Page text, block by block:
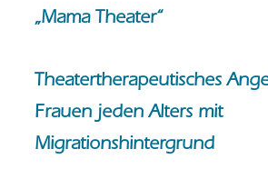
„Mama Theater“
Theatertherapeutisches
Frauen jeden Alters mit
Migrationshintergrund